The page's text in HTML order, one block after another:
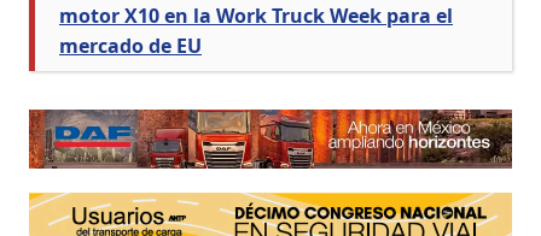
motor X10 en la Work Truck Week para el
mercado de EU